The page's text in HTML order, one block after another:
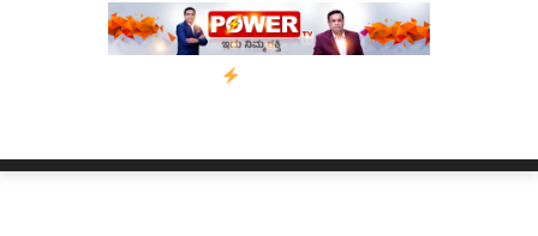
ನ್ಯೂಸ್ ಕಾರ್ಪ್‌ಗೆ ಎಐಯಿಂದ ಸಂಕಷ್ಟ: ಆಸ್ಟ್ರೇಲಿಯಾದಲ್ಲಿ